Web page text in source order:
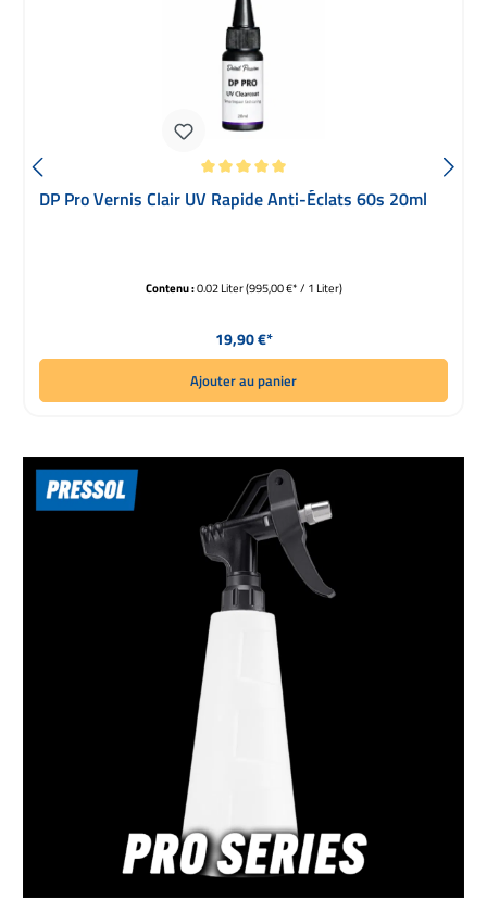
Note moyenne de 5 sur 5 étoiles
DP Pro Vernis Clair UV Rapide Anti-Éclats 60s 20ml
Contenu :0.02 Liter(995,00 €* / 1 Liter)
Prix régulier :
19,90 €*
Ajouter au panier